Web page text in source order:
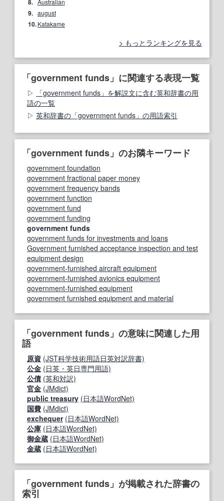
8. Australian
9. august
10.Katakame
もっとランキングを見る
「government funds」に関連する表現一覧
「government funds」を解説文に含む英和辞書の用
語の一覧
英和辞書の「government funds」の用語索引
「government funds」のお隣キーワード
government foundation
government fractional paper money
government frequency bands
government function
government fund
government funding
government funds
government funds for investments and loans
Government furnished acceptance inspection and test
equipment design
government-furnished aircraft equipment
government-furnished avionics equipment
government-furnished equipment
government furnished equipment and material
「government funds」の意味に関連した用
語
原資 (JST科学技術用語日英対訳辞書)
公金 (日英・英日専門用語)
公債 (英和対訳)
官金 (JMdict)
public treasury (日本語WordNet)
国費 (JMdict)
exchequer (日本語WordNet)
公庫 (日本語WordNet)
御金蔵 (日本語WordNet)
金蔵 (日本語WordNet)
「government funds」が掲載された辞書の
索引